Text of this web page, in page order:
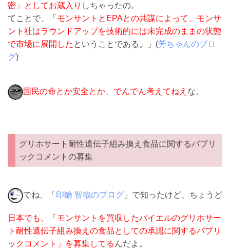
密」としてお蔵入り しちゃったの。
てことで、「 モンサントとEPAとの共謀によって、モンサ
ント社はラウンドアップを技術的には未完成のままの状態
で市場に展開した ということである。」(芳ちゃんのブロ
グ)
国民の命とか安全とか、でんでん考えてねえ な。
グリホサート耐性遺伝子組み換え食品に関するパブリ
ックコメントの募集
でね、「 印鑰 智哉のブログ 」で知ったけど、ちょうど
日本でも、「モンサントを買収したバイエルのグリホサー
ト耐性遺伝子組み換えの食品としての承認に関するパブリ
ックコメント」を募集してる んだよ。